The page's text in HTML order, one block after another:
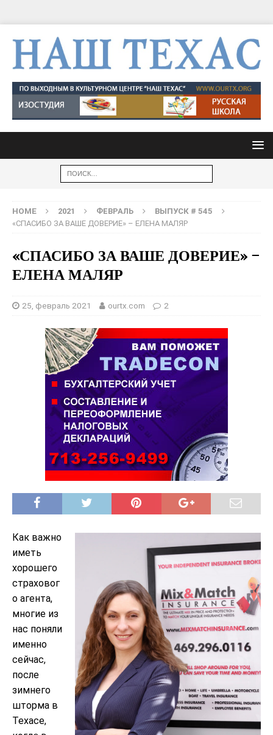
HOME 2021 ФЕВРАЛЬ
ВЫПУСК # 545
«СПАСИБО ЗА ВАШЕ ДОВЕРИЕ» – ЕЛЕНА МАЛЯР
«СПАСИБО ЗА ВАШЕ ДОВЕРИЕ» –
ЕЛЕНА МАЛЯР
25, февраль 2021 ourtx.com 2
Как важно
иметь
хорошего
страховог
о агента,
многие из
нас поняли
именно
сейчас,
после
зимнего
шторма в
Техасе,